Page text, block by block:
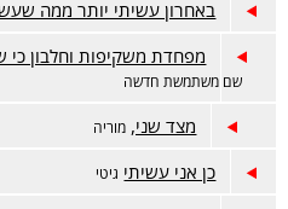
באחרון עשיתי יותר ממה
מפחדת משקיפות וחלבון
שם משתמשת חדשה
מצד שני, מוריה
כן אני עשיתי גיטי